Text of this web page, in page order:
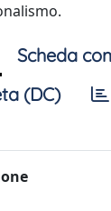
Scheda
(DC)